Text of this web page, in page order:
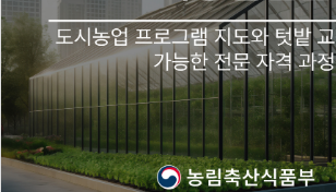
후
기
고
객
센
터
나
강
의
실